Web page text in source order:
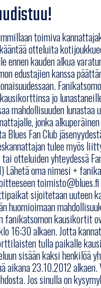
toimiva
otteluita
kauden alkua
edustajien kanssa
jo
mahdollisuuden
jonka
Fan Club
tulee myös
otteluiden yhteydessä
Lähetä oma nimesi +
sijoitetaan uuteen
kausikortit
16:30 alkaen. Jotta
tulla paikalle
sisään kaksi
aikana 23.10.2012
Jos sinulla on